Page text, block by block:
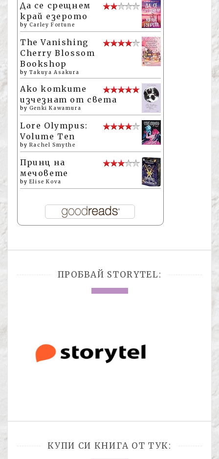
Да се срещнем
край езерото
by Carley Fortune
The Vanishing
Cherry Blossom
Bookshop
by Takuya Asakura
Ако котките
изчезнат от света
by Genki Kawamura
Lore Olympus:
Volume Ten
by Rachel Smythe
Принц на
мечовете
by Elise Kova
ПРОБВАЙ STORYTEL:
КУПИ СИ КНИГА ОТ ТУК: